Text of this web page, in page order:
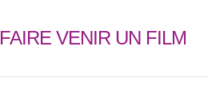
FAIRE VENIR UN FILM